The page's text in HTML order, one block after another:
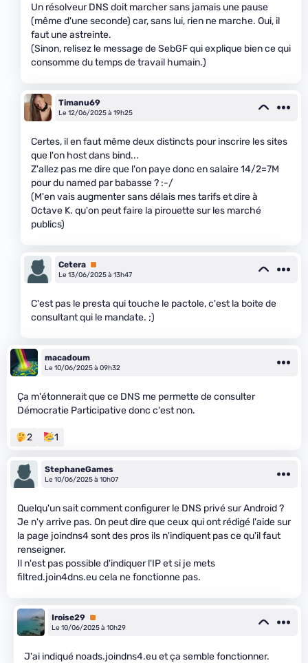
Un résolveur DNS doit marcher sans jamais une pause
(même d'une seconde) car, sans lui, rien ne marche. Oui, il
faut une astreinte.
(Sinon, relisez le message de SebGF qui explique bien ce qui
consomme du temps de travail humain.)
Timanu69
Le 12/06/2025 à 19h25
Certes, il en faut même deux distincts pour inscrire les sites
que l'on host dans bind...
Z'allez pas me dire que l'on paye donc en salaire 14/2=7M
pour du named par babasse ? :-/
(M'en vais augmenter sans délais mes tarifs et dire à
Octave K. qu'on peut faire la pirouette sur les marché
publics)
Cetera Premium
Le 13/06/2025 à 13h47
C'est pas le presta qui touche le pactole, c'est la boite de
consultant qui le mandate. ;)
macadoum
Le 10/06/2025 à 09h32
Ça m'étonnerait que ce DNS me permette de consulter
Démocratie Participative donc c'est non.
2 1
StephaneGames
Le 10/06/2025 à 10h07
Quelqu'un sait comment configurer le DNS privé sur Android ?
Je n'y arrive pas. On peut dire que ceux qui ont rédigé l'aide sur
la page joindns4 sont des pros ils n'indiquent pas ce qu'il faut
renseigner.
Il n'est pas possible d'indiquer l'IP et si je mets
filtred.join4dns.eu cela ne fonctionne pas.
Iroise29 Premium
Le 10/06/2025 à 10h29
J'ai indiqué noads.joindns4.eu et ça semble fonctionner.